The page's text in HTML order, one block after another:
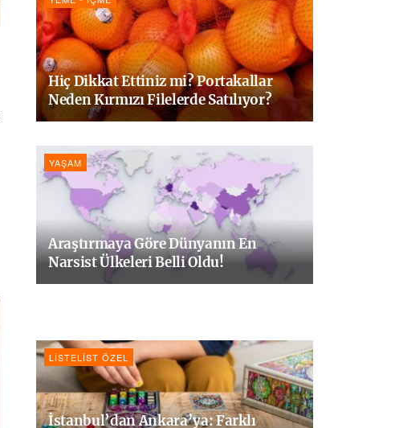
Hiç Dikkat Ettiniz mi? Portakallar
Neden Kırmızı Filelerde Satılıyor?
YAŞAM
Araştırmaya Göre Dünyanın En
Narsist Ülkeleri Belli Oldu!
LISTELIST ÖZEL
İstanbul’dan Ankara’ya: Farklı